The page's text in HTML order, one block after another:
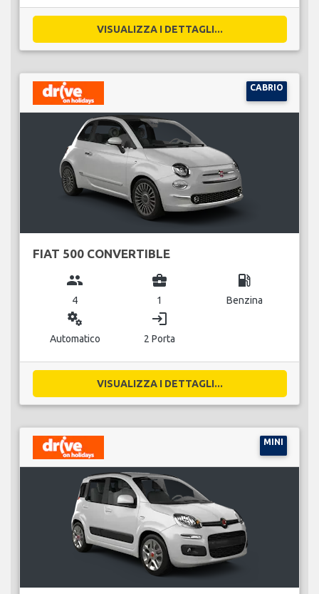
VISUALIZZA I DETTAGLI...
CABRIO
FIAT 500 CONVERTIBLE
group
4
business_center
1
local_gas_station
Benzina
miscellaneous_services
Automatico
login
2 Porta
VISUALIZZA I DETTAGLI...
MINI